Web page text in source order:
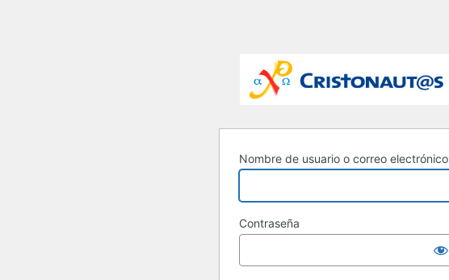
Nombre de usuario o correo electrónico
Contraseña